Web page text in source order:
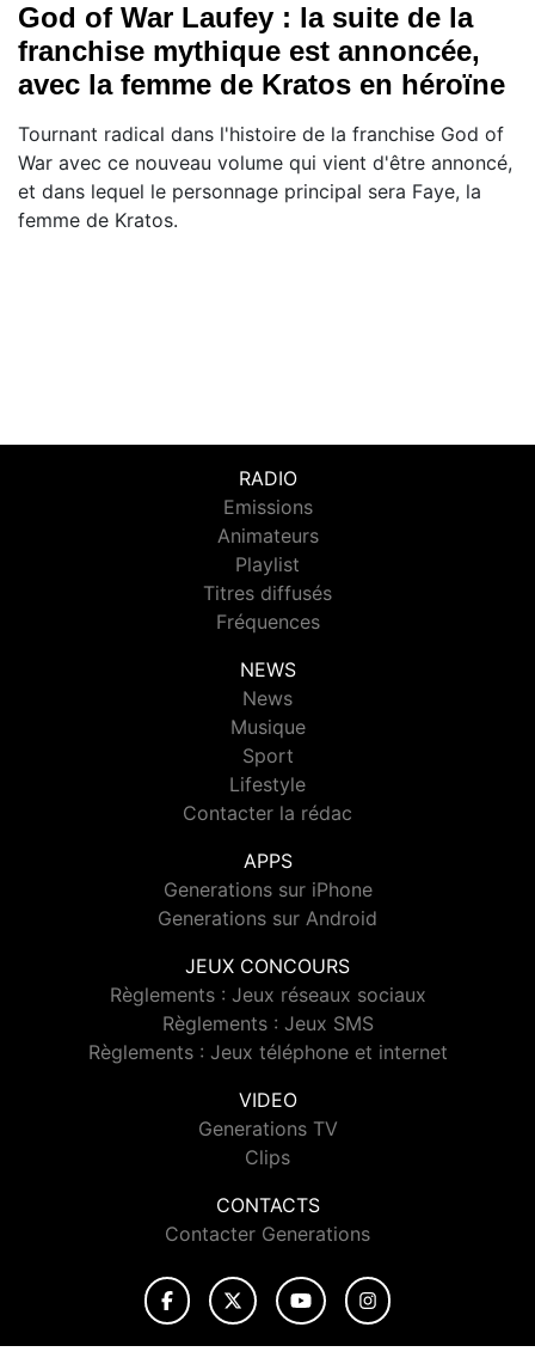
God of War Laufey : la suite de la
franchise mythique est annoncée,
avec la femme de Kratos en héroïne
Tournant radical dans l'histoire de la franchise God of
War avec ce nouveau volume qui vient d'être annoncé,
et dans lequel le personnage principal sera Faye, la
femme de Kratos.
RADIO
Emissions
Animateurs
Playlist
Titres diffusés
Fréquences
NEWS
News
Musique
Sport
Lifestyle
Contacter la rédac
APPS
Generations sur iPhone
Generations sur Android
JEUX CONCOURS
Règlements : Jeux réseaux sociaux
Règlements : Jeux SMS
Règlements : Jeux téléphone et internet
VIDEO
Generations TV
Clips
CONTACTS
Contacter Generations